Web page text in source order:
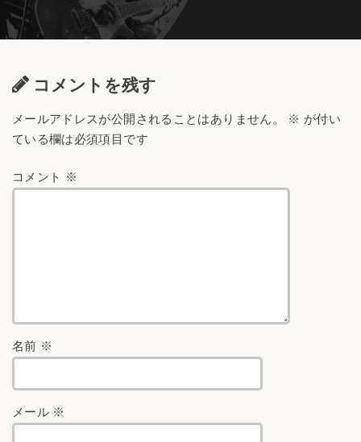
コメントを残す
メールアドレスが公開されることはありません。 ※ が付い
ている欄は必須項目です
コメント ※
名前 ※
メール ※